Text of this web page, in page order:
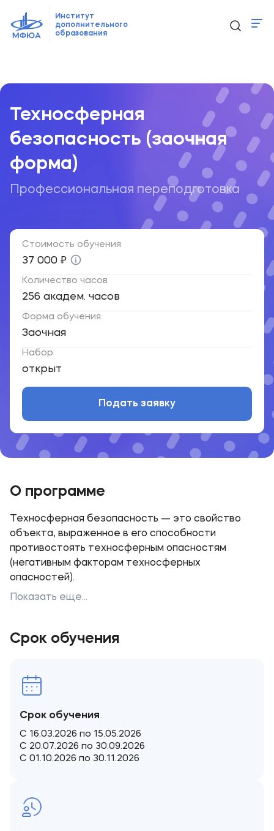
Институт
дополнительного
образования
Контакты
ido@mfua.ru
Выбрать программу
Техносферная
безопасность (заочная
форма)
Профессиональная переподготовка
Стоимость обучения
37 000 ₽
Количество часов
256 академ. часов
Форма обучения
Заочная
Набор
открыт
Подать заявку
О программе
Техносферная безопасность — это свойство
объекта, выраженное в его способности
противостоять техносферным опасностям
(негативным факторам техносферных
опасностей).
Показать еще...
Срок обучения
Срок обучения
С 16.03.2026 по 15.05.2026
С 20.07.2026 по 30.09.2026
С 01.10.2026 по 30.11.2026